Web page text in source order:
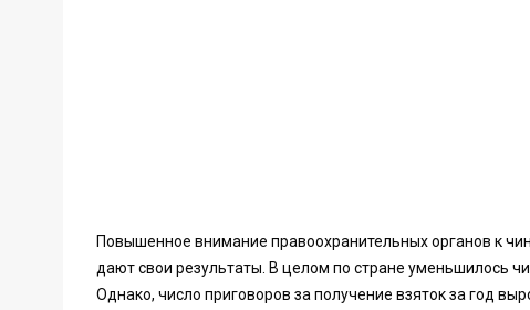
Повышенное внимание правоохранительных органов к
дают свои результаты. В целом по стране уменьшилось
Однако, число приговоров за получение взяток за год